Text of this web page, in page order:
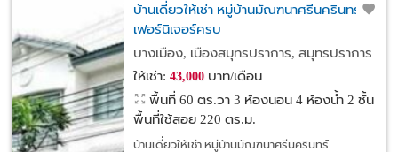
บ้านเดี่ยวให้เช่า หมู่บ้านมัณฑนาศรีนครินทร์
เฟอร์นิเจอร์ครบ
บางเมือง, เมืองสมุทรปราการ, สมุทรปราการ
ให้เช่า: 43,000บาท/เดือน
พื้นที่ 60 ตร.วา 3 ห้องนอน 4 ห้องน้ำ 2 ชั้น
พื้นที่ใช้สอย 220 ตร.ม.
บ้านเดี่ยวให้เช่า หมู่บ้านมัณฑนาศรีนครินทร์